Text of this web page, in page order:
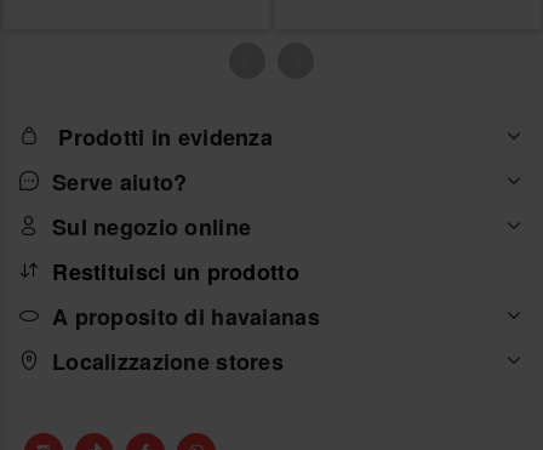
Prodotti in evidenza
Serve aiuto?
Sul negozio online
Restituisci un prodotto
A proposito di havaianas
Localizzazione stores